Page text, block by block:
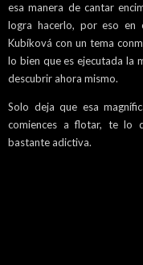
esa manera de cantar
logra hacerlo, por eso en
Kubíková con un tema
lo bien que es ejecutada la
descubrir ahora mismo.
Solo deja que esa
comiences a flotar, te lo
bastante adictiva.